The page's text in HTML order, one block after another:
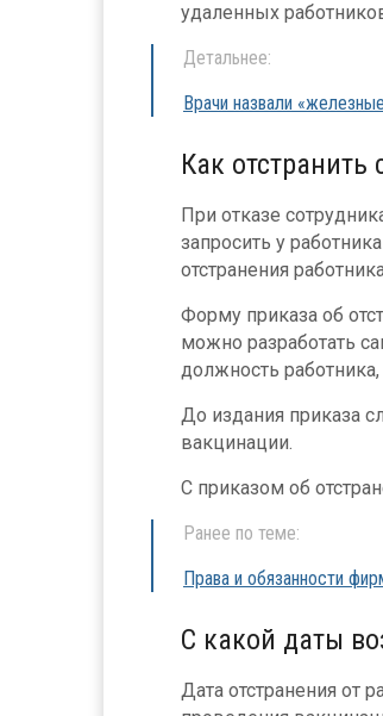
удаленных
Детальнее:
Врачи назвали
Как отстранить
При отказе
запросить у
отстранения
Форму приказа об
можно разработать
должность работника,
До издания приказа
вакцинации.
С приказом об
Ранее по теме:
Права и обязанности
С какой даты
Дата отстранения от